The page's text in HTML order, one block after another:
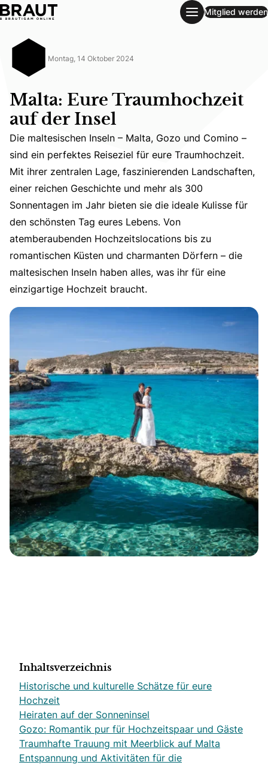
Mitglied werden
Montag, 14 Oktober 2024
Malta: Eure Traumhochzeit
auf der Insel
Die maltesischen Inseln – Malta, Gozo und Comino –
Die maltesischen Inseln – Malta, Gozo und Comino –
sind ein perfektes Reiseziel für eure Traumhochzeit.
Mit ihrer zentralen Lage, faszinierenden Landschaften,
einer reichen Geschichte und mehr als 300
Sonnentagen im Jahr bieten sie die ideale Kulisse für
den schönsten Tag eures Lebens. Von
atemberaubenden Hochzeitslocations bis zu
romantischen Küsten und charmanten Dörfern – die
maltesischen Inseln haben alles, was ihr für eine
einzigartige Hochzeit braucht.
Inhaltsverzeichnis
Historische und kulturelle Schätze für eure
Hochzeit
Heiraten auf der Sonneninsel
Gozo: Romantik pur für Hochzeitspaar und Gäste
Traumhafte Trauung mit Meerblick auf Malta
Entspannung und Aktivitäten für die